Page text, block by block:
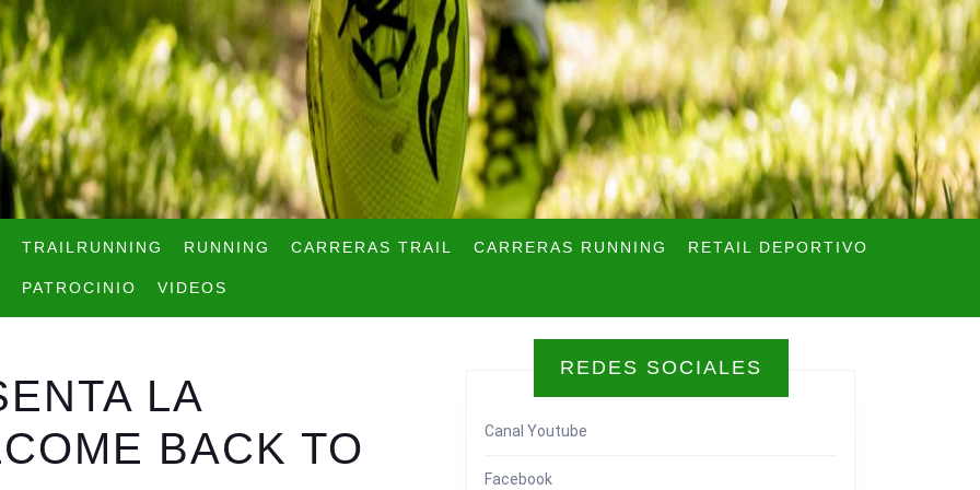
TRAILRUNNING RUNNING CARRERAS TRAIL CARRERAS RUNNING RETAIL DEPORTIVO
PATROCINIO VIDEOS
LA
BACK TO
REDES SOCIALES
Canal Youtube
Facebook